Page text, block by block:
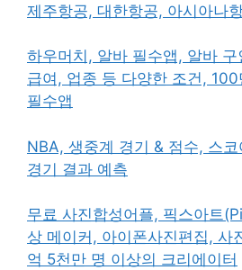
제주항공, 대한항공, 아시아나
하우머치, 알바 필수앱, 알바
급여, 업종 등 다양한 조건,
필수앱
NBA, 생중계 경기 & 점수, 스
경기 결과 예측
무료 사진합성어플, 픽스아트
상 메이커, 아이폰사진편집, 사
억 5천만 명 이상의 크리에이터